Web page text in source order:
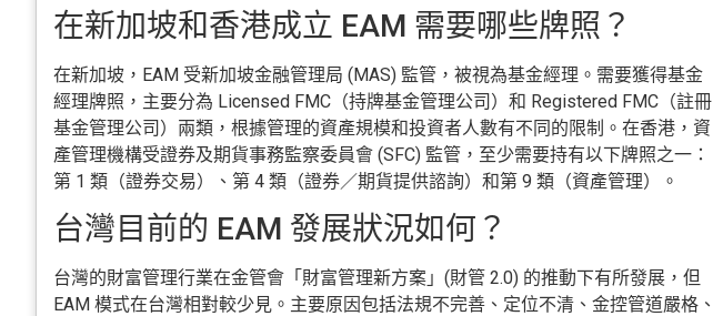
在新加坡和香港成立 EAM 需要哪些牌照？
在新加坡，EAM 受新加坡金融管理局 (MAS) 監管，被視為基金經理。需要獲得基金
經理牌照，主要分為 Licensed FMC（持牌基金管理公司）和 Registered FMC（註冊
基金管理公司）兩類，根據管理的資產規模和投資者人數有不同的限制。在香港，資
產管理機構受證券及期貨事務監察委員會 (SFC) 監管，至少需要持有以下牌照之一：
第 1 類（證券交易）、第 4 類（證券／期貨提供諮詢）和第 9 類（資產管理）。
台灣目前的 EAM 發展狀況如何？
台灣的財富管理行業在金管會「財富管理新方案」(財管 2.0) 的推動下有所發展，但
EAM 模式在台灣相對較少見。主要原因包括法規不完善、定位不清、金控管道嚴格、